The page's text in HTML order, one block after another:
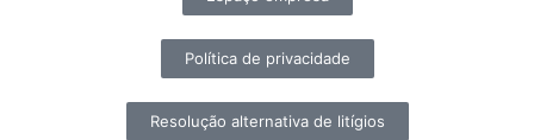
Política de privacidade
Resolução alternativa de litígios